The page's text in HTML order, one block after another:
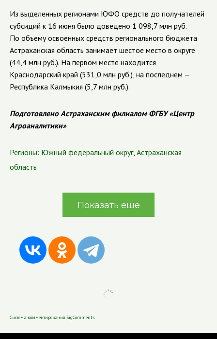
Из выделенных регионами ЮФО средств до получателей
субсидий к 16 июня было доведено 1 098,7 млн руб.
По объему освоенных средств регионального бюджета
Астраханская область занимает шестое место в округе
(44,4 млн руб.). На первом месте находится
Краснодарский край (531,0 млн руб.), на последнем —
Республика Калмыкия (5,7 млн руб.).
Подготовлено Астраханским филиалом ФГБУ «Центр
Агроаналитики»
Регионы: Южный федеральный округ, Астраханская
область
Показать еще